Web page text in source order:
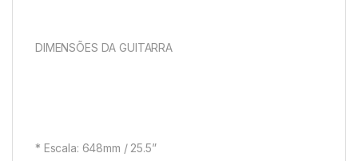
DIMENSÕES DA GUITARRA
* Escala: 648mm / 25.5”